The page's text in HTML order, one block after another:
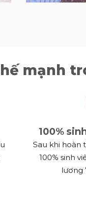
mạnh
100%
Sau khi hoàn
100% sinh
lương